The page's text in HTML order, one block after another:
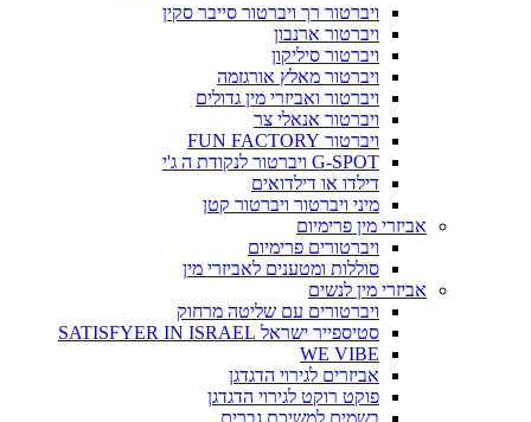
ויברטור רך ויברטור סייבר סקין
ויברטור ארנבון
ויברטור סיליקון
ויברטור מאלץ אורגזמה
ויברטור ואביזרי מין גדולים
ויברטור אנאלי צר
ויברטור FUN FACTORY
G-SPOT ויברטור לנקודת ה ג'י
דילדו או דילדואים
מיני ויברטור ויברטור קטן
אביזרי מין פרימיום
ויברטורים פרימיום
סוללות ומטענים לאביזרי מין
אביזרי מין לנשים
ויברטורים עם שליטה מרחוק
סטיספייר ישראל SATISFYER IN ISRAEL
WE VIBE
אביזרים לגירוי הדגדגן
פוקט רוקט לגירוי הדגדגן
בשמים למשיכת גברים